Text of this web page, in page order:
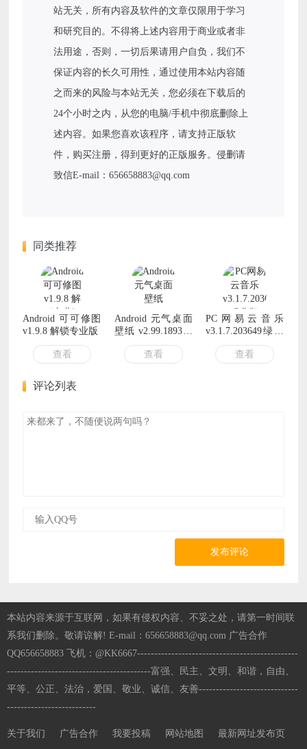
站无关，所有内容及软件的文章仅限用于学习
和研究目的。不得将上述内容用于商业或者非
法用途，否则，一切后果请用户自负，我们不
保证内容的长久可用性，通过使用本站内容随
之而来的风险与本站无关，您必须在下载后的
24个小时之内，从您的电脑/手机中彻底删除上
述内容。如果您喜欢该程序，请支持正版软
件，购买注册，得到更好的正版服务。侵删请
致信E-mail：656658883@qq.com
同类推荐
Android 可可修图
v1.9.8 解锁专业版
查看
Android 元气桌面
壁纸 v2.99.1893解
锁会员版
查看
PC网易云音乐
v3.1.7.203649绿化
查看
评论列表
发布评论
本站内容来源于互联网，如果有侵权内容、不妥之处，请第一时间联
系我们删除。敬请谅解! E-mail：656658883@qq.com 广告合作
QQ656658883 飞机：@KK6667-----------------------------------------------
------------------------------------------富强、民主、文明、和谐，自由、
平等、公正、法治，爱国、敬业、诚信、友善-----------------------------
--------------------------
关于我们 广告合作 我要投稿 网站地图 最新网址发布页